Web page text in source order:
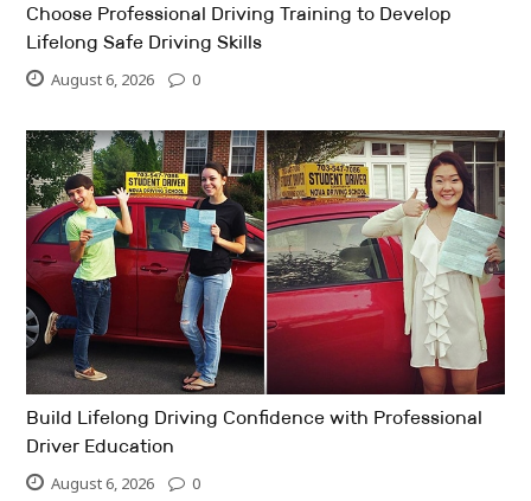
Choose Professional Driving Training to Develop
Lifelong Safe Driving Skills
August 6, 2026 0
Build Lifelong Driving Confidence with Professional
Driver Education
August 6, 2026 0